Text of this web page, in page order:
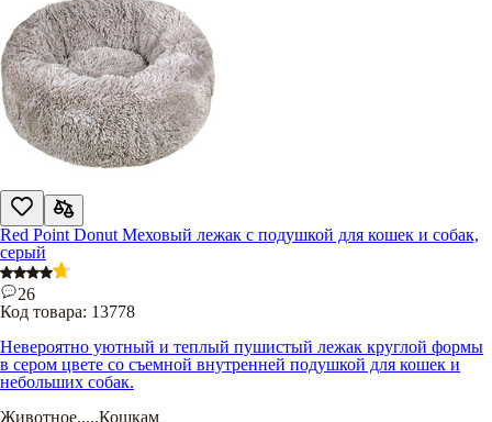
Red Point Donut Меховый лежак с подушкой для кошек и собак,
серый
26
Код товара: 13778
Невероятно уютный и теплый пушистый лежак круглой формы
в сером цвете со съемной внутренней подушкой для кошек и
небольших собак.
Животное.....Кошкам